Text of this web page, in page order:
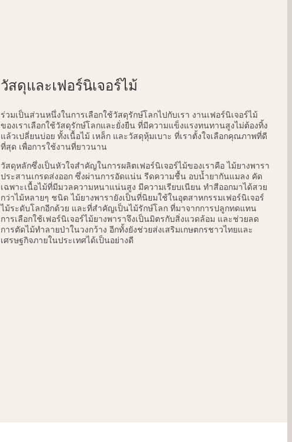
วัสดุและเฟอร์นิเจอร์ไม้
ร่วมเป็นส่วนหนึ่งในการเลือกใช้วัสดุรักษ์โลกไปกับเรา งานเฟอร์นิเจอร์ไม้
ของเราเลือกใช้วัสดุรักษ์โลกและยั่งยืน ที่มีความแข็งแรงทนทานสูงไม่ต้องทิ้ง
แล้วเปลี่ยนบ่อย ทั้งเนื้อไม้ เหล็ก และวัสดุหุ้มเบาะ ที่เราตั้งใจเลือกคุณภาพที่ดี
ที่สุด เพื่อการใช้งานที่ยาวนาน
วัสดุหลักซึ่งเป็นหัวใจสำคัญในการผลิตเฟอร์นิเจอร์ไม้ของเราคือ ไม้ยางพารา
ประสานเกรดส่งออก ซึ่งผ่านการอัดแน่น รีดความชื้น อบน้ำยากันแมลง คัด
เฉพาะเนื้อไม้ที่มีมวลความหนาแน่นสูง มีความเรียบเนียน ทำสีออกมาได้สวย
กว่าไม้หลายๆ ชนิด ไม้ยางพารายังเป็นที่นิยมใช้ในอุตสาหกรรมเฟอร์นิเจอร์
ไม้ระดับโลกอีกด้วย และที่สำคัญเป็นไม้รักษ์โลก ที่มาจากการปลูกทดแทน
การเลือกใช้เฟอร์นิเจอร์ไม้ยางพาราจึงเป็นมิตรกับสิ่งแวดล้อม และช่วยลด
การตัดไม้ทำลายป่าในวงกว้าง อีกทั้งยังช่วยส่งเสริมเกษตกรชาวไทยและ
เศรษฐกิจภายในประเทศได้เป็นอย่างดี